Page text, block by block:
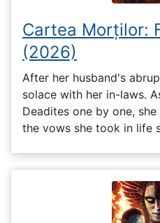
Cartea Morților:
(2026)
After her husband's
solace with her in-laws.
Deadites one by one,
the vows she took in life